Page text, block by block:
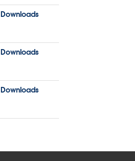
Downloads
Downloads
Downloads